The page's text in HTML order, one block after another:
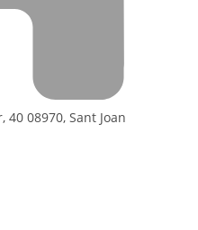
40 08970, Sant Joan